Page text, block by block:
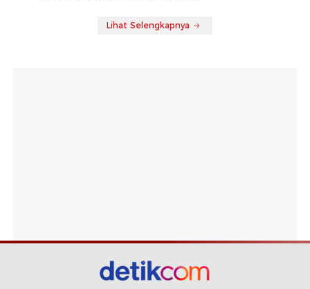
Lihat Selengkapnya